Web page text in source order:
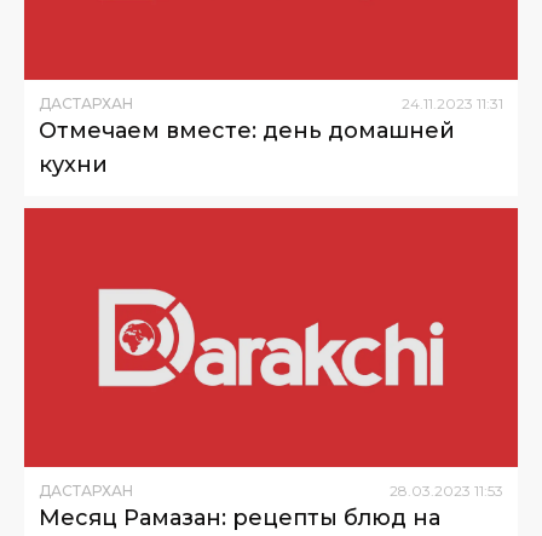
ДАСТАРХАН 24.11.2023 11:31
Отмечаем вместе: день домашней
кухни
ДАСТАРХАН 28.03.2023 11:53
Месяц Рамазан: рецепты блюд на